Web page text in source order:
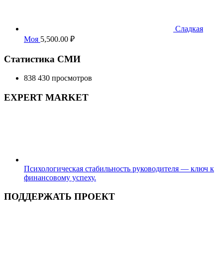
Сладкая
Моя 5,500.00 ₽
Статистика СМИ
838 430 просмотров
EXPERT MARKET
Психологическая стабильность руководителя — ключ к
финансовому успеху.
ПОДДЕРЖАТЬ ПРОЕКТ